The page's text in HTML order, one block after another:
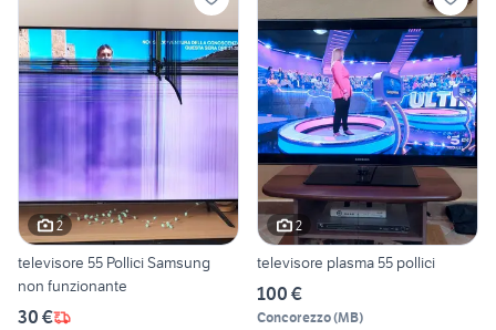
2
televisore 55 Pollici Samsung
non funzionante
30 €
2
televisore plasma 55 pollici
100 €
Concorezzo(MB)